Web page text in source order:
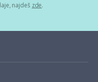
najdeš zde.